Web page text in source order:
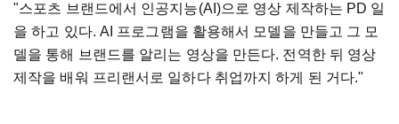
"스포츠 브랜드에서 인공지능(AI)으로 영상 제작하는 PD 일
을 하고 있다. AI 프로그램을 활용해서 모델을 만들고 그 모
델을 통해 브랜드를 알리는 영상을 만든다. 전역한 뒤 영상
제작을 배워 프리랜서로 일하다 취업까지 하게 된 거다."